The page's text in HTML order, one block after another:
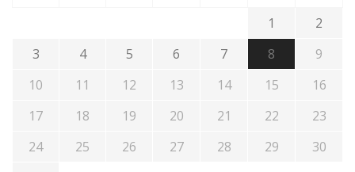
1
2
3
4 5 6 7 8
9
10
11 12 13 14 15
16
17
18 19 20 21 22
23
24
25 26 27 28 29
30